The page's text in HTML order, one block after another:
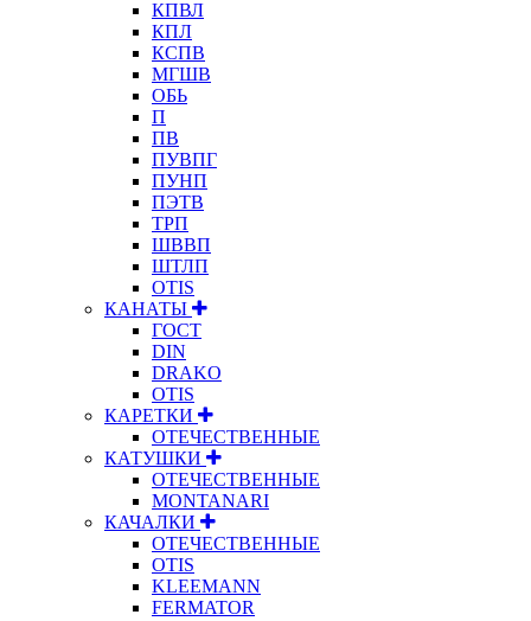
КПВЛ
КПЛ
КСПВ
МГШВ
ОБЬ
П
ПВ
ПУВПГ
ПУНП
ПЭТВ
ТРП
ШВВП
ШТЛП
OTIS
КАНАТЫ
ГОСТ
DIN
DRAKO
OTIS
КАРЕТКИ
ОТЕЧЕСТВЕННЫЕ
КАТУШКИ
ОТЕЧЕСТВЕННЫЕ
MONTANARI
КАЧАЛКИ
ОТЕЧЕСТВЕННЫЕ
OTIS
KLEEMANN
FERMATOR